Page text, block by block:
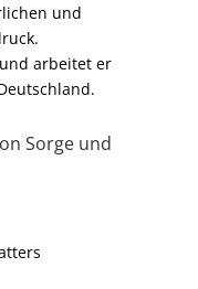
und
arbeitet er
Sorge und